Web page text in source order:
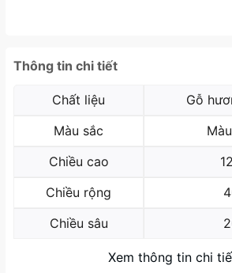
Thông tin chi tiết
Chất liệu
Gỗ
Màu sắc
Chiều cao
Chiều rộng
Chiều sâu
Xem thông tin chi